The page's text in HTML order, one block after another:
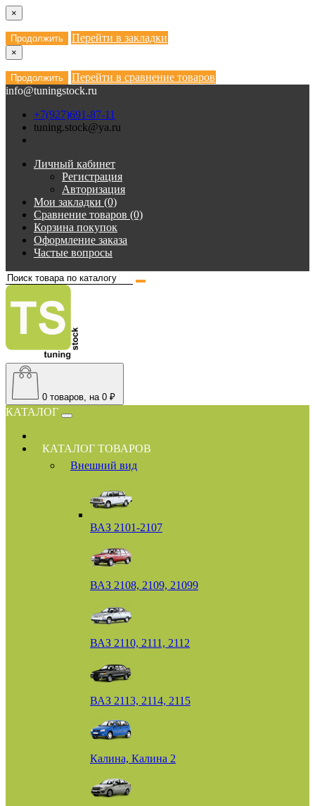
×
Продолжить Перейти в закладки
×
Продолжить
Перейти в сравнение товаров
info@tuningstock.ru
+7(927)691-87-11
tuning.stock@ya.ru
Личный кабинет
Регистрация
Авторизация
Мои закладки (0)
Сравнение товаров (0)
Корзина покупок
Оформление заказа
Частые вопросы
0 товаров, на 0 ₽
КАТАЛОГ
КАТАЛОГ ТОВАРОВ
Внешний вид
ВАЗ 2101-2107
ВАЗ 2108, 2109, 21099
ВАЗ 2110, 2111, 2112
ВАЗ 2113, 2114, 2115
Калина, Калина 2